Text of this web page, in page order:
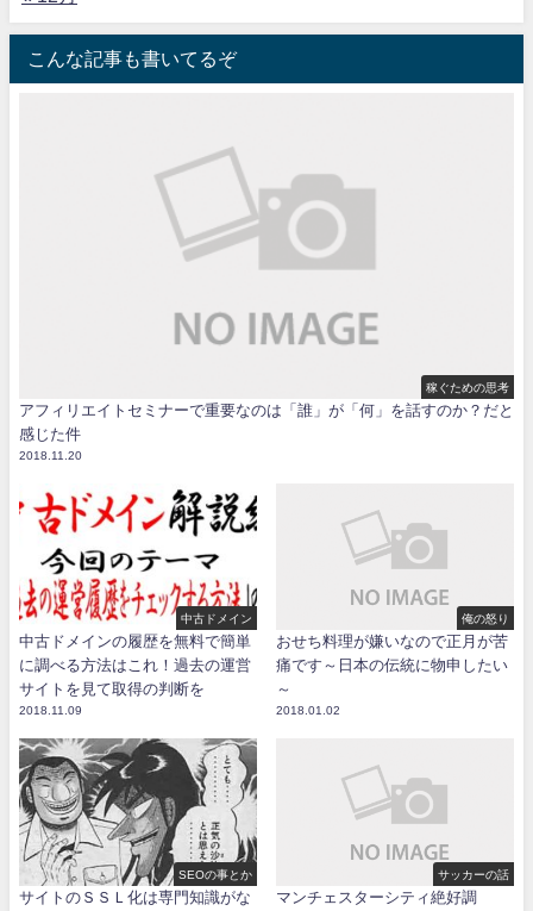
こんな記事も書いてるぞ
稼ぐための思考
アフィリエイトセミナーで重要なのは「誰」が「何」を話すのか？だと
感じた件
2018.11.20
中古ドメイン
中古ドメインの履歴を無料で簡単
に調べる方法はこれ！過去の運営
サイトを見て取得の判断を
2018.11.09
俺の怒り
おせち料理が嫌いなので正月が苦
痛です～日本の伝統に物申したい
～
2018.01.02
SEOの事とか
サイトのＳＳＬ化は専門知識がな
サッカーの話
マンチェスターシティ絶好調